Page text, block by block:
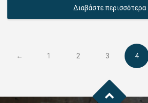
Διαβάστε περισσότερα
← 1 2 3 4